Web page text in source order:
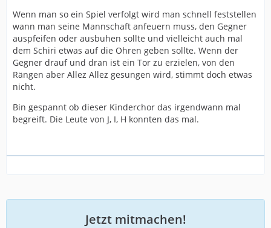
Wenn man so ein Spiel verfolgt wird man schnell feststellen
wann man seine Mannschaft anfeuern muss, den Gegner
auspfeifen oder ausbuhen sollte und vielleicht auch mal
dem Schiri etwas auf die Ohren geben sollte. Wenn der
Gegner drauf und dran ist ein Tor zu erzielen, von den
Rängen aber Allez Allez gesungen wird, stimmt doch etwas
nicht.
Bin gespannt ob dieser Kinderchor das irgendwann mal
begreift. Die Leute von J, I, H konnten das mal.
Jetzt mitmachen!